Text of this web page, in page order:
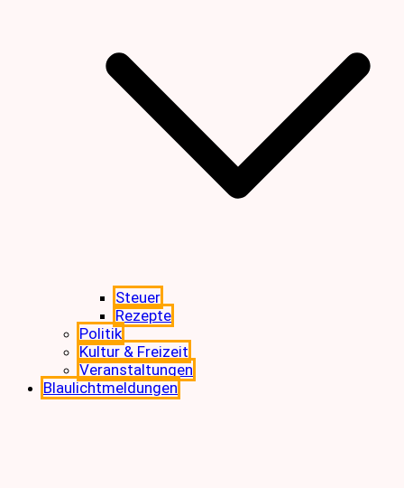
Steuer
Rezepte
Politik
Kultur & Freizeit
Veranstaltungen
Blaulichtmeldungen